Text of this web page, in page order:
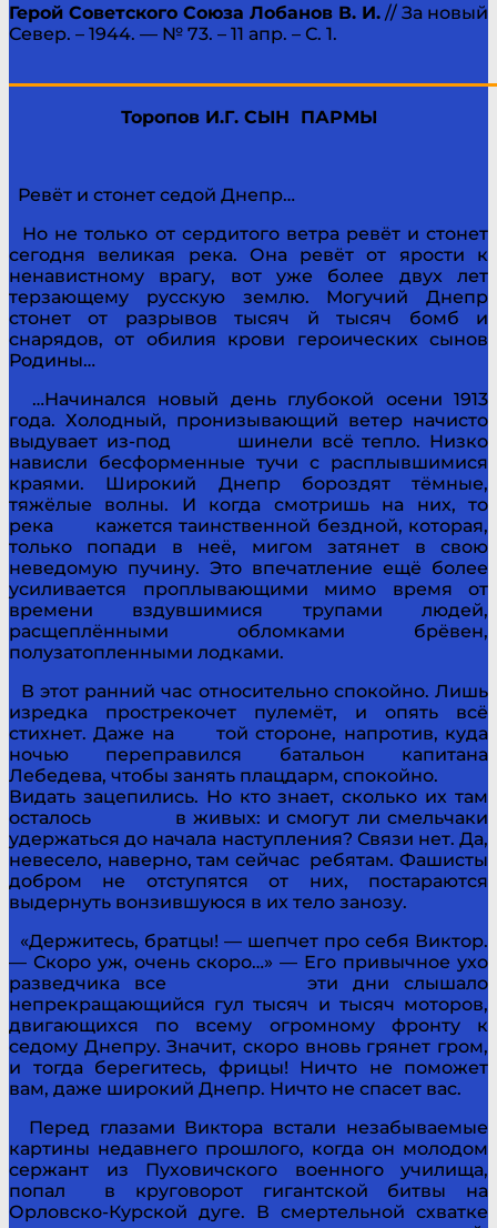
Герой Советского Союза Лобанов В. И. // За новый
Север. – 1944. — № 73. – 11 апр. – С. 1.
Торопов И.Г. СЫН ПАРМЫ
Ревёт и стонет седой Днепр…
Но не только от сердитого ветра ревёт и стонет
сегодня великая река. Она ревёт от ярости к
ненавистному врагу, вот уже более двух лет
терзающему русскую землю. Могучий Днепр
стонет от разрывов тысяч й тысяч бомб и
снарядов, от обилия крови героических сынов
Родины…
…Начинался новый день глубокой осени 1913
года. Холодный, пронизывающий ветер начисто
выдувает из-под шинели всё тепло. Низко
нависли бесформенные тучи с расплывшимися
краями. Широкий Днепр бороздят тёмные,
тяжёлые волны. И когда смотришь на них, то
река кажется таинственной бездной, которая,
только попади в неё, мигом затянет в свою
неведомую пучину. Это впечатление ещё более
усиливается проплывающими мимо время от
времени вздувшимися трупами людей,
расщеплёнными обломками брёвен,
полузатопленными лодками.
В этот ранний час относительно спокойно. Лишь
изредка прострекочет пулемёт, и опять всё
стихнет. Даже на той стороне, напротив, куда
ночью переправился батальон капитана
Лебедева, чтобы занять плацдарм, спокойно.
Видать зацепились. Но кто знает, сколько их там
осталось в живых: и смогут ли смельчаки
удержаться до начала наступления? Связи нет. Да,
невесело, наверно, там сейчас ребятам. Фашисты
добром не отступятся от них, постараются
выдернуть вонзившуюся в их тело занозу.
«Держитесь, братцы! — шепчет про себя Виктор.
— Скоро уж, очень скоро…» — Его привычное ухо
разведчика все эти дни слышало
непрекращающийся гул тысяч и тысяч моторов,
двигающихся по всему огромному фронту к
седому Днепру. Значит, скоро вновь грянет гром,
и тогда берегитесь, фрицы! Ничто не поможет
вам, даже широкий Днепр. Ничто не спасет вас.
Перед глазами Виктора встали незабываемые
картины недавнего прошлого, когда он молодом
сержант из Пуховичского военного училища,
попал в круговорот гигантской битвы на
Орловско-Курской дуге. В смертельной схватке